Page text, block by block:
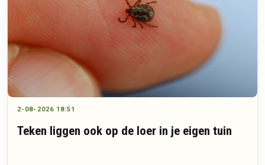
2-08-2026 18:51
Teken liggen ook op de loer in je eigen tuin